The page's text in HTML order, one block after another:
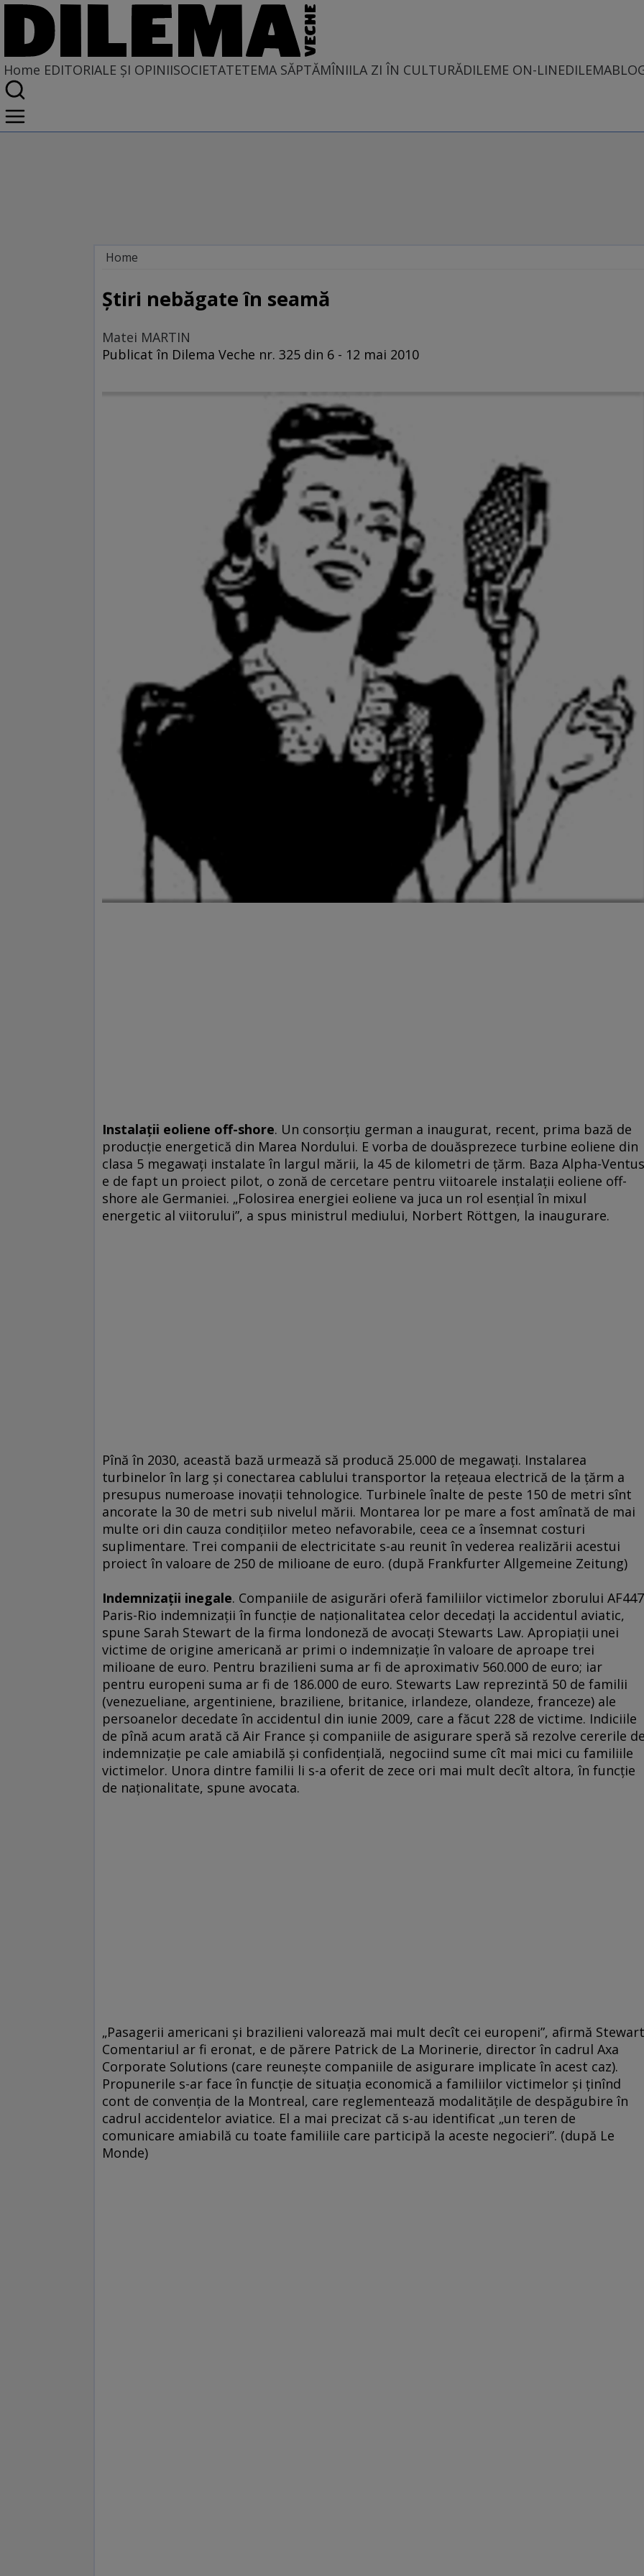
Home EDITORIALE ȘI OPINIISOCIETATETEMA SĂPTĂMÎNIILA ZI ÎN CULTURĂDILEME ON-LINE
Home
TÎLC SHOW
Știri nebăgate în seamă
Matei MARTIN
Publicat în Dilema Veche nr. 325 din 6 - 12 mai 2010
Instalaţii eoliene off-shore. Un consorţiu german a inaugurat, recent, prima bază de
producţie energetică din Marea Nordului. E vorba de douăsprezece turbine eoliene din
clasa 5 megawaţi instalate în largul mării, la 45 de kilometri de ţărm. Baza Alpha-Ventus
e de fapt un proiect pilot, o zonă de cercetare pentru viitoarele instalaţii eoliene off-
shore ale Germaniei. „Folosirea energiei eoliene va juca un rol esenţial în mixul
energetic al viitorului”, a spus ministrul mediului, Norbert Röttgen, la inaugurare.
Pînă în 2030, această bază urmează să producă 25.000 de megawaţi. Instalarea
turbinelor în larg şi conectarea cablului transportor la reţeaua electrică de la ţărm a
presupus numeroase inovaţii tehnologice. Turbinele înalte de peste 150 de metri sînt
ancorate la 30 de metri sub nivelul mării. Montarea lor pe mare a fost amînată de mai
multe ori din cauza condiţiilor meteo nefavorabile, ceea ce a însemnat costuri
suplimentare. Trei companii de electricitate s-au reunit în vederea realizării acestui
proiect în valoare de 250 de milioane de euro. (după Frankfurter Allgemeine Zeitung)
Indemnizaţii inegale. Companiile de asigurări oferă familiilor victimelor zborului AF447
Paris-Rio indemnizaţii în funcţie de naţionalitatea celor decedaţi la accidentul aviatic,
spune Sarah Stewart de la firma londoneză de avocaţi Stewarts Law. Apropiaţii unei
victime de origine americană ar primi o indemnizaţie în valoare de aproape trei
milioane de euro. Pentru brazilieni suma ar fi de aproximativ 560.000 de euro; iar
pentru europeni suma ar fi de 186.000 de euro. Stewarts Law reprezintă 50 de familii
(venezueliane, argentiniene, braziliene, britanice, irlandeze, olandeze, franceze) ale
persoanelor decedate în accidentul din iunie 2009, care a făcut 228 de victime. Indiciile
de pînă acum arată că Air France şi companiile de asigurare speră să rezolve cererile
indemnizaţie pe cale amiabilă şi confidenţială, negociind sume cît mai mici cu familiile
victimelor. Unora dintre familii li s-a oferit de zece ori mai mult decît altora, în funcţie
de naţionalitate, spune avocata.
„Pasagerii americani şi brazilieni valorează mai mult decît cei europeni”, afirmă
Comentariul ar fi eronat, e de părere Patrick de La Morinerie, director în cadrul Axa
Corporate Solutions (care reuneşte companiile de asigurare implicate în acest caz).
Propunerile s-ar face în funcţie de situaţia economică a familiilor victimelor şi ţinînd
cont de convenţia de la Montreal, care reglementează modalităţile de despăgubire în
cadrul accidentelor aviatice. El a mai precizat că s-au identificat „un teren de
comunicare amiabilă cu toate familiile care participă la aceste negocieri”. (după Le
Monde)